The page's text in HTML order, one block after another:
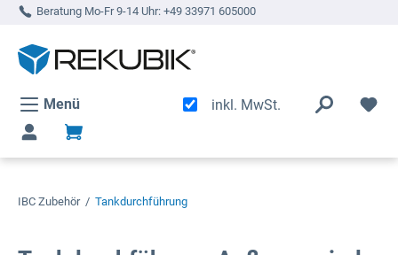
springen
Beratung Mo-Fr 9-14 Uhr: +49 33971 605000
Menü inkl. MwSt.
IBC Zubehör / Tankdurchführung